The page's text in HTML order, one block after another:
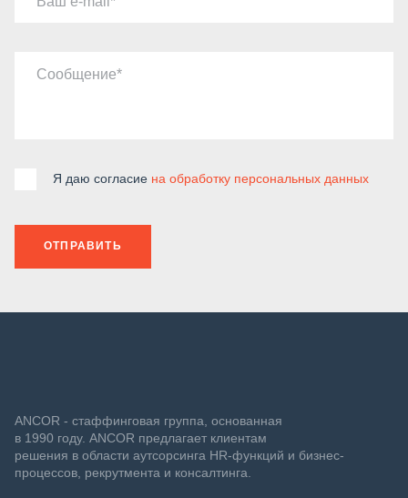
Сообщение
Я даю согласие на обработку персональных данных
ОТПРАВИТЬ
ANCOR - стаффинговая группа, основанная
в 1990 году. ANCOR предлагает клиентам
решения в области аутсорсинга HR-функций и бизнес-
процессов, рекрутмента и консалтинга.